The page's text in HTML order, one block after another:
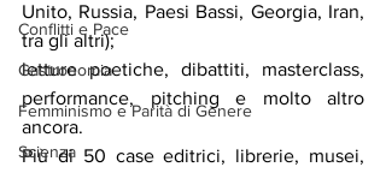
Conflitti e Pace
Gastronomia
Femminismo e Parità di Genere
Scienza
Unito, Russia, Paesi Bassi, Georgia, Iran,
tra gli altri);
letture poetiche, dibattiti, masterclass,
performance, pitching e molto altro
ancora.
Più di 50 case editrici, librerie, musei,